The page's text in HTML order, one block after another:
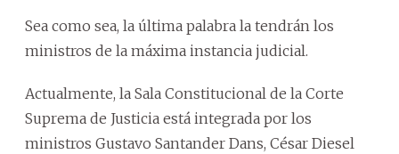
Sea como sea, la última palabra la tendrán los
ministros de la máxima instancia judicial.
Actualmente, la Sala Constitucional de la Corte
Suprema de Justicia está integrada por los
ministros Gustavo Santander Dans, César Diesel